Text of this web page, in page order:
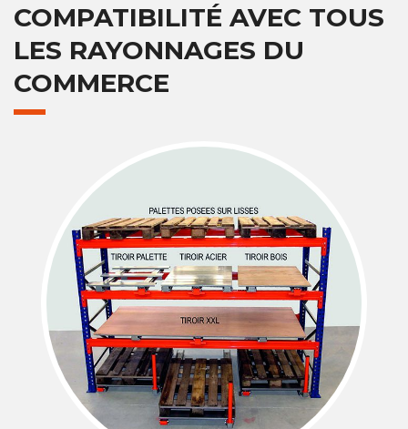
COMPATIBILITÉ AVEC TOUS
LES RAYONNAGES DU
COMMERCE